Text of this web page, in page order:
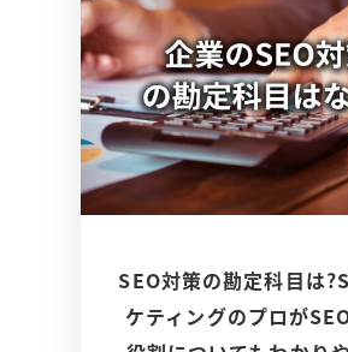
SEO対策の勘定科目は
ケティングのプロが